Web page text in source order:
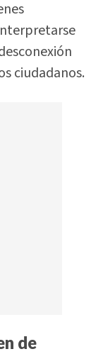
ciudadanos.
de